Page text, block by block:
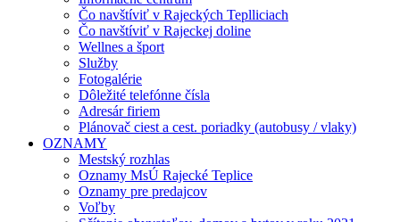
Čo navštíviť v Rajeckých Teplliciach
Čo navštíviť v Rajeckej doline
Wellnes a šport
Služby
Fotogalérie
Dôležité telefónne čísla
Adresár firiem
Plánovač ciest a cest. poriadky (autobusy / vlaky)
OZNAMY
Mestský rozhlas
Oznamy MsÚ Rajecké Teplice
Oznamy pre predajcov
Voľby